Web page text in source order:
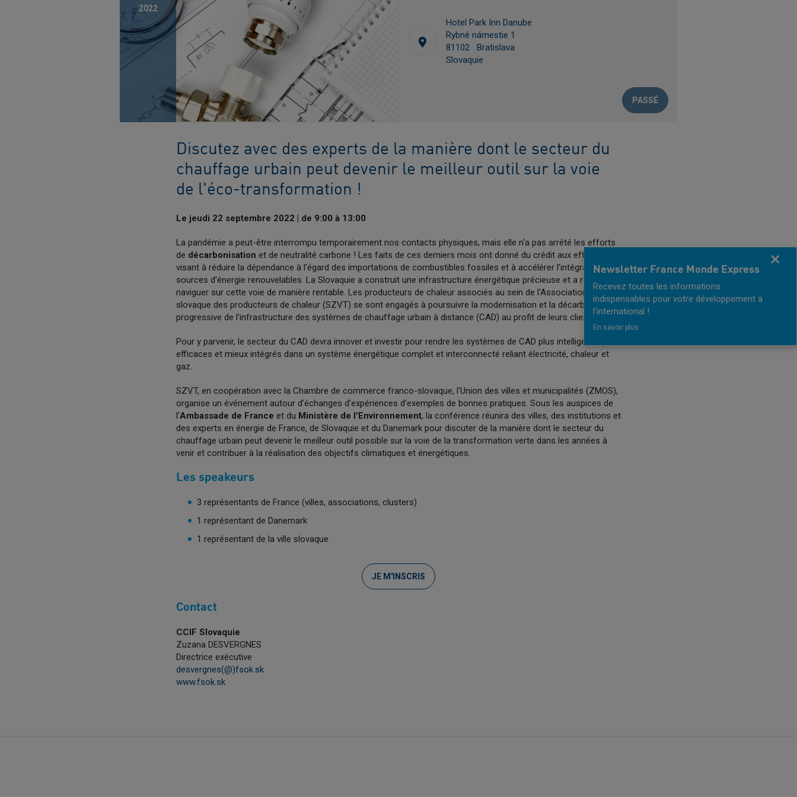
2022
Hotel Park Inn Danube
Rybné námestie 1
81102 Bratislava
Slovaquie
PASSÉ
Discutez avec des experts de la manière dont le secteur du
chauffage urbain peut devenir le meilleur outil sur la voie
de l'éco-transformation !
Le jeudi 22 septembre 2022 | de 9:00 à 13:00
La pandémie a peut-être interrompu temporairement nos contacts physiques, mais elle n'a pas arrêté les efforts
de décarbonisation et de neutralité carbone ! Les faits de ces derniers mois ont donné du crédit aux efforts
visant à réduire la dépendance à l'égard des importations de combustibles fossiles et à accélérer l'intégration des
sources d'énergie renouvelables. La Slovaquie a construit une infrastructure énergétique précieuse et a réussi à
naviguer sur cette voie de manière rentable. Les producteurs de chaleur associés au sein de l'Association
slovaque des producteurs de chaleur (SZVT) se sont engagés à poursuivre la modernisation et la décarbonisation
progressive de l'infrastructure des systèmes de chauffage urbain à distance (CAD) au profit de leurs clients.
Pour y parvenir, le secteur du CAD devra innover et investir pour rendre les systèmes de CAD plus intelligents, plus
efficaces et mieux intégrés dans un système énergétique complet et interconnecté reliant électricité, chaleur et
gaz.
SZVT, en coopération avec la Chambre de commerce franco-slovaque, l'Union des villes et municipalités (ZMOS),
organise un événement autour d’échanges d’expériences d’exemples de bonnes pratiques. Sous les auspices de
l'Ambassade de France et du Ministère de l'Environnement, la conférence réunira des villes, des institutions et
des experts en énergie de France, de Slovaquie et du Danemark pour discuter de la manière dont le secteur du
chauffage urbain peut devenir le meilleur outil possible sur la voie de la transformation verte dans les années à
venir et contribuer à la réalisation des objectifs climatiques et énergétiques.
Les speakeurs
3 représentants de France (villes, associations, clusters)
1 représentant de Danemark
1 représentant de la ville slovaque
JE M'INSCRIS
Contact
CCIF Slovaquie
Zuzana DESVERGNES
Directrice exécutive
desvergnes(@)fsok.sk
www.fsok.sk
Newsletter France Monde Express
Recevez toutes les informations
indispensables pour votre développement à
l'international !
En savoir plus